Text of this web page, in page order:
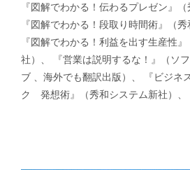
『図解でわかる！伝わるプレゼン』（
『図解でわかる！段取り時間術』（秀
『図解でわかる！利益を出す生産性
社）、 『営業は説明するな！』（ソ
ブ 、海外でも翻訳出版）、 『ビジネ
ク 発想術』（秀和システム新社）、